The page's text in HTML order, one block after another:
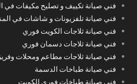
فني صيانة تكييف و تصليح مكيفات في
فني صيانة تلفزيونات و شاشات في
فني صيانة ثلاجات الكويت فوري
فني صيانة ثلاجات دسمان فوري
فني صيانة ثلاجات مطاعم ومحلات
فني صيانة طباخات الدسمة
فني صيانة طباخات فوري الكويت